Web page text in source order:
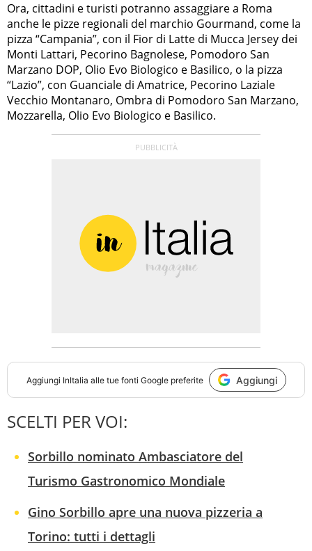
Ora, cittadini e turisti potranno assaggiare a Roma
anche le pizze regionali del marchio Gourmand, come la
pizza “Campania”, con il Fior di Latte di Mucca Jersey dei
Monti Lattari, Pecorino Bagnolese, Pomodoro San
Marzano DOP, Olio Evo Biologico e Basilico, o la pizza
“Lazio”, con Guanciale di Amatrice, Pecorino Laziale
Vecchio Montanaro, Ombra di Pomodoro San Marzano,
Mozzarella, Olio Evo Biologico e Basilico.
Aggiungi InItalia alle tue fonti Google preferite Aggiungi
SCELTI PER VOI:
Sorbillo nominato Ambasciatore del
Turismo Gastronomico Mondiale
Gino Sorbillo apre una nuova pizzeria a
Torino: tutti i dettagli